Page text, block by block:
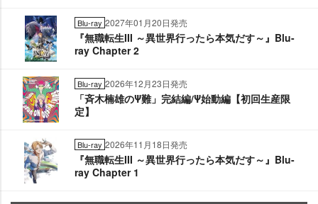
Blu-ray 2027年01月20日発売
『無職転生III ～異世界行ったら本気だす～』Blu-
ray Chapter 2
Blu-ray 2026年12月23日発売
「斉木楠雄のΨ難」完結編/Ψ始動編【初回生産限
定】
Blu-ray 2026年11月18日発売
『無職転生III ～異世界行ったら本気だす～』Blu-
ray Chapter 1